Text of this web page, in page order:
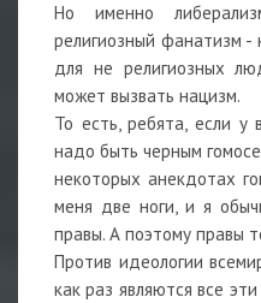
Но именно
религиозный фанатизм -
для не религиозных
может вызвать нацизм.
То есть, ребята, если у
надо быть черным
некоторых анекдотах
меня две ноги, и я
правы. А поэтому правы
Против идеологии
как раз являются все